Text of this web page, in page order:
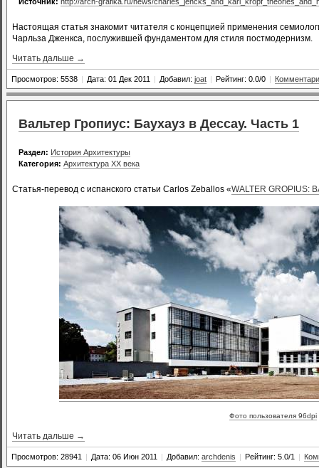
Настоящая статья знакомит читателя с концепцией применения
Чарльза Дженкса, послужившей фундаментом для стиля постмодернизм.
Читать дальше →
Просмотров: 5538 | Дата: 01 Дек 2011 | Добавил: joat | Рейтинг: 0.0/0 |
Вальтер Гропиус: Баухауз в Дессау. Часть 1
Раздел: История Архитектуры
Категория: Архитектура XX века
Статья-перевод с испанского статьи Carlos Zeballos «WALTER GROPIUS:
Фото пользователя 96dpi
Читать дальше →
Просмотров: 28941 | Дата: 06 Июн 2011 | Добавил: archdenis | Рейтинг: 5.0/1 |